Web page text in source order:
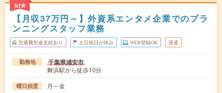
NEW
【月収37万円～】外資系エンタメ企業でのプラ
ンニングスタッフ業務
交通費別途支給あり 土日祝日が休み WEB登録OK 派遣
勤務地 千葉県浦安市
舞浜駅から徒歩10分
曜日頻度 月～金